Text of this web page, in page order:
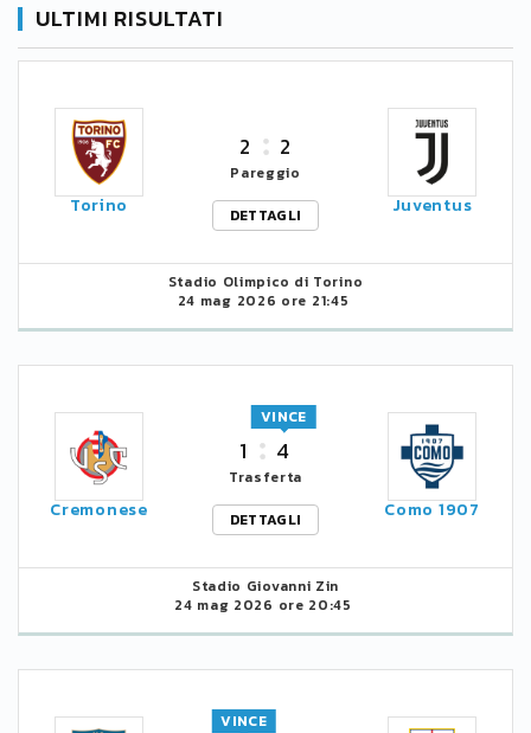
ULTIMI RISULTATI
Torino
2 2
Pareggio
DETTAGLI
Juventus
Stadio Olimpico di Torino
24 mag 2026 ore 21:45
Cremonese
1 4
VINCE
Trasferta
DETTAGLI
Como 1907
Stadio Giovanni Zin
24 mag 2026 ore 20:45
VINCE